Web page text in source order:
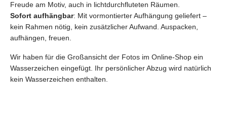
Freude am Motiv, auch in lichtdurchfluteten Räumen.
Sofort aufhängbar: Mit vormontierter Aufhängung geliefert –
kein Rahmen nötig, kein zusätzlicher Aufwand. Auspacken,
aufhängen, freuen.
Wir haben für die Großansicht der Fotos im Online-Shop ein
Wasserzeichen eingefügt. Ihr persönlicher Abzug wird natürlich
kein Wasserzeichen enthalten.